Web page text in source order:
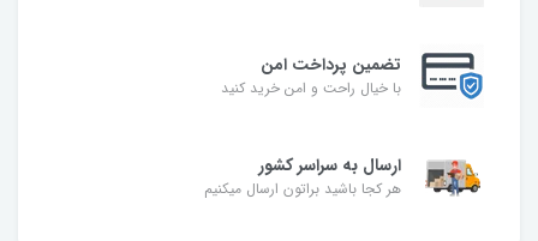
تضمین پرداخت امن
با خیال راحت و امن خرید کنید
ارسال به سراسر کشور
هر کجا باشید براتون ارسال میکنیم